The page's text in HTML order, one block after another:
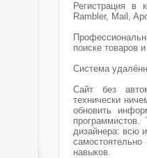
Регистрация в
Rambler, Mail,
поиске товаров
Система
Сайт без
технически
обновить
дизайнера: всю
навыков.